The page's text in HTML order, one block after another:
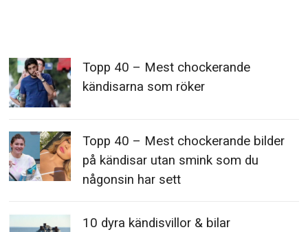
Topp 40 – Mest chockerande
kändisarna som röker
Topp 40 – Mest chockerande bilder
på kändisar utan smink som du
någonsin har sett
10 dyra kändisvillor & bilar